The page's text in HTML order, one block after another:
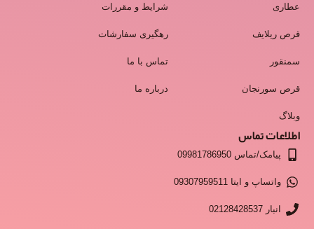
عطاری
قرص ریلایف
سمنقور
قرص سورنجان
وبلاگ
شرایط و مقررات
رهگیری سفارشات
تماس با ما
درباره ما
اطلاعات تماس
پیامک/تماس 09981786950
واتساپ و ایتا 09307959511
انبار 02128428537